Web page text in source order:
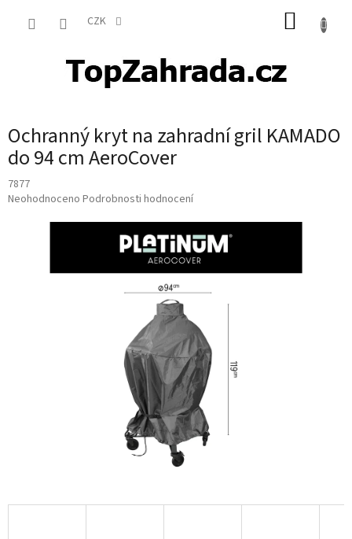
CZK
Ochranný kryt na zahradní gril KAMADO
do 94 cm AeroCover
7877
Průměrné
Neohodnoceno Podrobnosti hodnocení